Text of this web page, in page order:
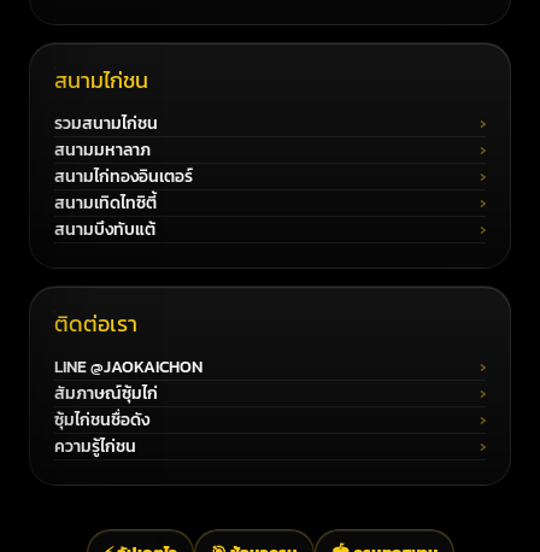
สนามไก่ชน
รวมสนามไก่ชน
สนามมหาลาภ
สนามไก่ทองอินเตอร์
สนามเทิดไทซิตี้
สนามบึงทับแต้
ติดต่อเรา
LINE @JAOKAICHON
สัมภาษณ์ซุ้มไก่
ซุ้มไก่ชนชื่อดัง
ความรู้ไก่ชน